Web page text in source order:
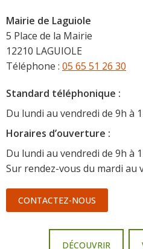
Mairie de Laguiole
5 Place de la Mairie
12210 LAGUIOLE
Téléphone : 05 65 51 26 30
Standard téléphonique :
Du lundi au vendredi de 9h à
Horaires d’ouverture :
Du lundi au vendredi de 9h à
Sur rendez-vous du mardi au
CONTACTEZ-NOUS
DÉCOUVRIR